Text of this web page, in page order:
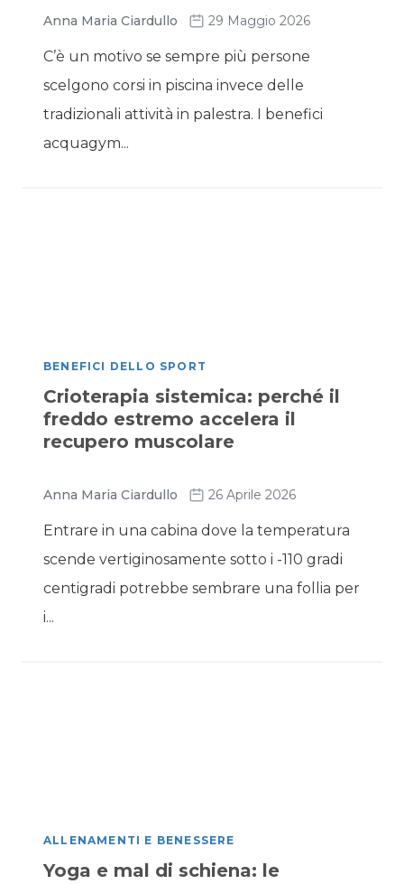
Anna Maria Ciardullo 29 Maggio 2026
C’è un motivo se sempre più persone
scelgono corsi in piscina invece delle
tradizionali attività in palestra. I benefici
acquagym...
BENEFICI DELLO SPORT
Crioterapia sistemica: perché il
freddo estremo accelera il
recupero muscolare
Anna Maria Ciardullo 26 Aprile 2026
Entrare in una cabina dove la temperatura
scende vertiginosamente sotto i -110 gradi
centigradi potrebbe sembrare una follia per
i...
ALLENAMENTI E BENESSERE
Yoga e mal di schiena: le